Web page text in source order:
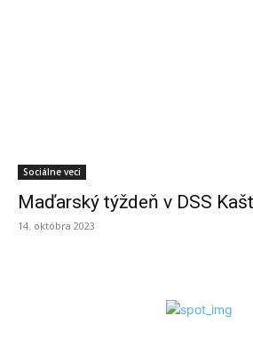
Sociálne veci
Maďarský týždeň v DSS
14. októbra 2023